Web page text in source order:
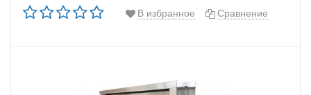
В избранное Сравнение